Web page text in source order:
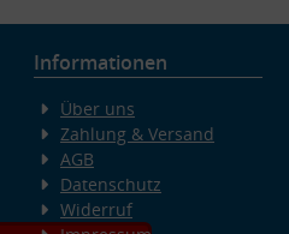
Informationen
Über uns
Zahlung & Versand
AGB
Datenschutz
Widerruf